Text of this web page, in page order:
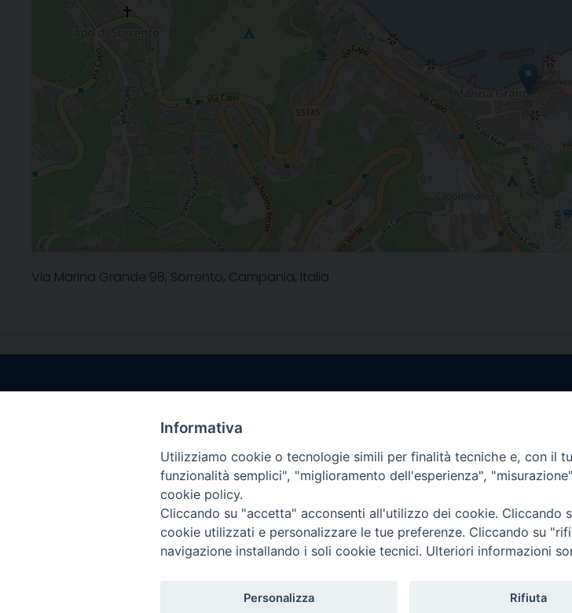
Via Marina Grande 98, Sorrento, Campania, Italia
Via Santa Maria della Pietà, 44 – 80067
Sorrento (NA)
tel. 0818781244
Giorni ed Orari Apertura Uffici:
Venerdì ore 09:30 – 12:30
———————————————————–
PEC:diocesisorrentocastellammare@pec.it
tel.
Informativa
Utilizziamo cookie o tecnologie simili per finalità tecniche e, con il
funzionalità semplici", "miglioramento dell'esperienza",
cookie policy.
Cliccando su "accetta" acconsenti all'utilizzo dei cookie. Cliccando
cookie utilizzati e personalizzare le tue preferenze. Cliccando su
navigazione installando i soli cookie tecnici. Ulteriori informazioni
Personalizza Rifiuta